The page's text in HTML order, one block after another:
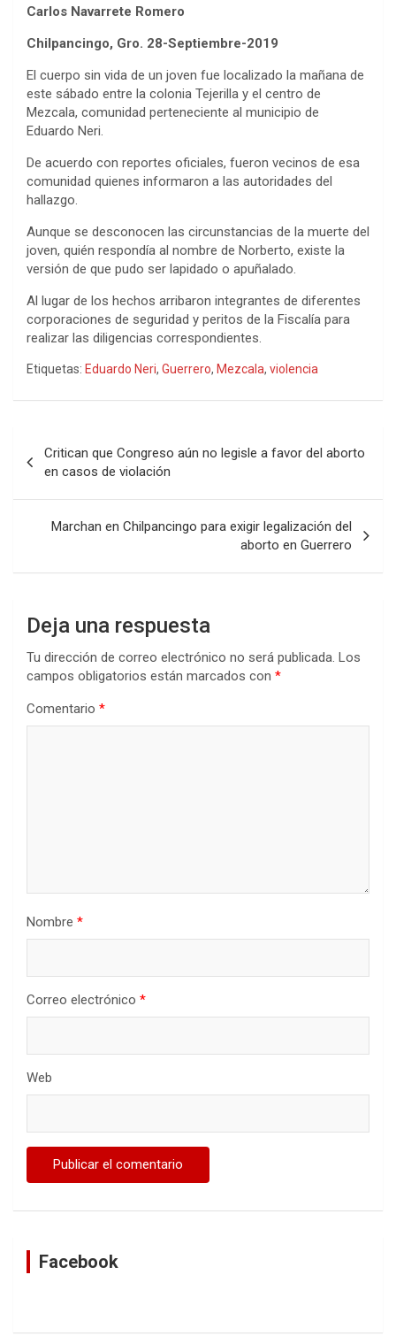
Carlos Navarrete Romero
Chilpancingo, Gro. 28-Septiembre-2019
El cuerpo sin vida de un joven fue localizado la mañana de
este sábado entre la colonia Tejerilla y el centro de
Mezcala, comunidad perteneciente al municipio de
Eduardo Neri.
De acuerdo con reportes oficiales, fueron vecinos de esa
comunidad quienes informaron a las autoridades del
hallazgo.
Aunque se desconocen las circunstancias de la muerte del
joven, quién respondía al nombre de Norberto, existe la
versión de que pudo ser lapidado o apuñalado.
Al lugar de los hechos arribaron integrantes de diferentes
corporaciones de seguridad y peritos de la Fiscalía para
realizar las diligencias correspondientes.
Etiquetas: Eduardo Neri, Guerrero, Mezcala, violencia
de
entradas
Critican que Congreso aún no legisle a favor del aborto
en casos de violación
Marchan en Chilpancingo para exigir legalización del
aborto en Guerrero
Deja una respuesta
Tu dirección de correo electrónico no será publicada. Los
campos obligatorios están marcados con *
Comentario *
Nombre *
Correo electrónico *
Web
Facebook